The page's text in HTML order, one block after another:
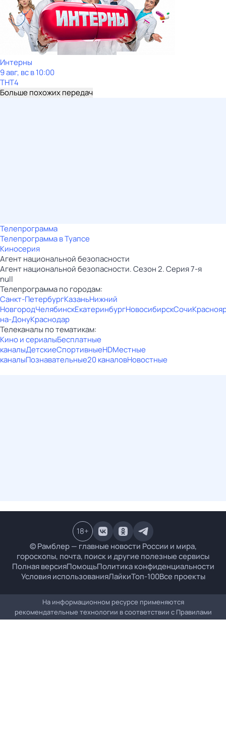
Интерны
9 авг, вс в 10:00
ТНТ4
Больше похожих передач
Телепрограмма
Телепрограмма в Туапсе
Киносерия
Агент национальной безопасности
Агент национальной безопасности. Сезон 2. Серия 7-я
null
Телепрограмма по городам:
Санкт-ПетербургКазаньНижний
НовгородЧелябинскЕкатеринбургНовосибирскСочи
на-ДонуКраснодар
Телеканалы по тематикам:
Кино и сериалыБесплатные
каналыДетскиеСпортивныеHDМестные
каналыПознавательные20 каналовНовостные
© Рамблер — главные новости России и мира,
гороскопы, почта, поиск и другие полезные сервисы
Полная версияПомощьПолитика конфиденциальности
Условия использованияЛайкиТоп-100Все проекты
18+
На информационном ресурсе применяются
рекомендательные технологии в соответствии с Правилами